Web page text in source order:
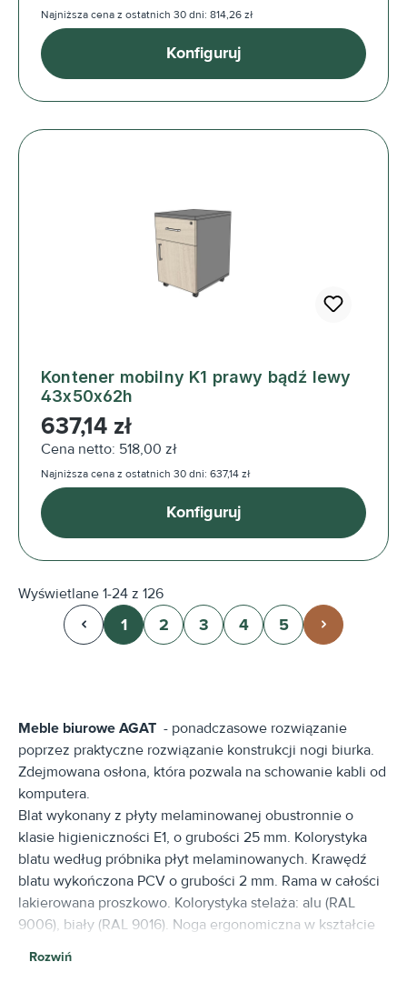
Najniższa cena z ostatnich 30 dni: 814,26 zł
Konfiguruj
Kontener mobilny K1 prawy bądź lewy
43x50x62h
Cena regularna:
637,14 zł
Cena netto: 518,00 zł
Najniższa cena z ostatnich 30 dni: 637,14 zł
Konfiguruj
Wyświetlane 1-24 z 126
Strona
1 Strona
2 Strona
3 Strona
4 Strona
5
Meble biurowe AGAT - ponadczasowe rozwiązanie
poprzez praktyczne rozwiązanie konstrukcji nogi biurka.
Zdejmowana osłona, która pozwala na schowanie kabli od
komputera.
Blat wykonany z płyty melaminowanej obustronnie o
klasie higieniczności E1, o grubości 25 mm. Kolorystyka
blatu według próbnika płyt melaminowanych. Krawędź
blatu wykończona PCV o grubości 2 mm. Rama w całości
lakierowana proszkowo. Kolorystyka stelaża: alu (RAL
9006), biały (RAL 9016). Noga ergonomiczna w kształcie
Rozwiń